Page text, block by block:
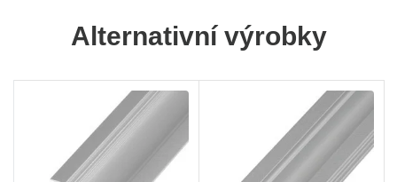
Alternativní výrobky